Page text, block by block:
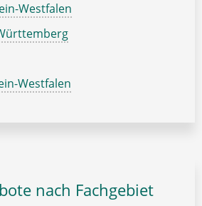
Westfalen
Westfalen
nach Fachgebiet